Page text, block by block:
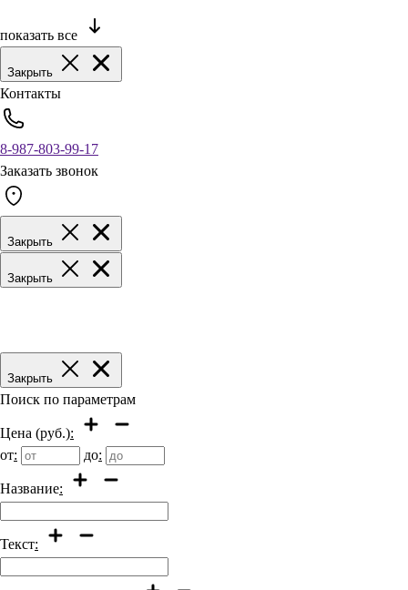
показать все
Закрыть
Контакты
8-987-803-99-17
Заказать звонок
Закрыть
Закрыть
Закрыть
Поиск по параметрам
Цена (руб.):
от: до:
Название:
Текст: